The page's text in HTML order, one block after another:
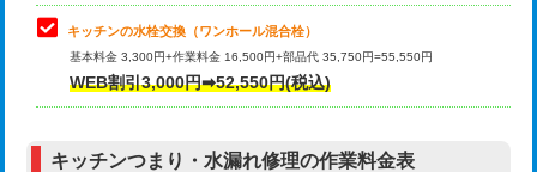
用（追加）/3ｍ超え)
給水管工事※（ライニング鋼管・銅
管・ポリ管・HT管使用/3ｍまで)
44,000円
管・ポリ管・HT管使用/3ｍ超え)
お風呂タンク脱着
その他部品の脱着
キッチンの水栓交換（ワンホール混合栓）
基本料金 3,300円+作業料金 16,500円+部品代 35,750円=55,550円
WEB割引3,000円➡52,550円(税込)
キッチンつまり・水漏れ修理の作業料金表